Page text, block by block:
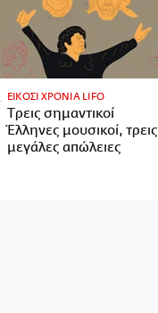
ΕΙΚΟΣΙ ΧΡΟΝΙΑ LIFO
Tρεις σημαντικοί
Έλληνες μουσικοί, τρεις
μεγάλες απώλειες